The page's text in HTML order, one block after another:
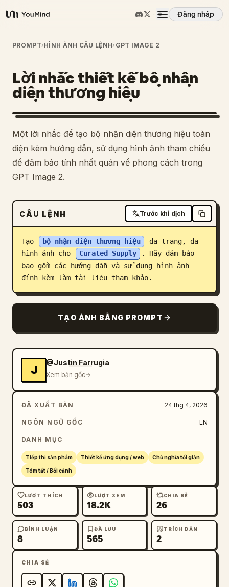
YouMind
Đăng nhập
Tổng quan
Các trường hợp sử dụng
Kỹ năng
Lời nhắc
Giá cả
Tải xuống
Blog
Cập nhật
PROMPT›HÌNH ẢNH CÂU LỆNH› GPT IMAGE 2
Lời nhắc thiết kế bộ nhận
diện thương hiệu
Một lời nhắc để tạo bộ nhận diện thương hiệu toàn
diện kèm hướng dẫn, sử dụng hình ảnh tham chiếu
để đảm bảo tính nhất quán về phong cách trong
GPT Image 2.
CÂU LỆNH Trước khi dịch
Tạo bộ nhận diện thương hiệu
đa trang, đa
hình ảnh cho
Curated Supply
. Hãy đảm bảo
bao gồm các hướng dẫn và sử dụng hình ảnh
đính kèm làm tài liệu tham khảo.
TẠO ẢNH BẰNG PROMPT
J
@Justin Farrugia
Xem bản gốc
ĐÃ XUẤT BẢN 24 thg 4, 2026
NGÔN NGỮ GỐC EN
DANH MỤC
Tiếp thị sản phẩm Thiết kế ứng dụng / web Chủ nghĩa tối giản
Tóm tắt / Bối cảnh
LƯỢT THÍCH
503
LƯỢT XEM
18.2K
CHIA SẺ
26
BÌNH LUẬN
8
ĐÃ LƯU
565
TRÍCH DẪN
2
CHIA SẺ